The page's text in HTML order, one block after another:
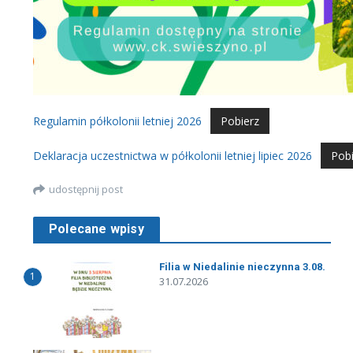
Regulamin półkolonii letniej 2026 Pobierz
Deklaracja uczestnictwa w półkolonii letniej lipiec 2026
udostępnij post
Polecane wpisy
1
Filia w Niedalinie nieczynna 3.08.
31.07.2026